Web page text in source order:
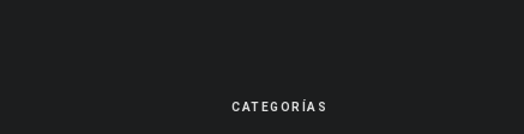
CATEGORÍAS